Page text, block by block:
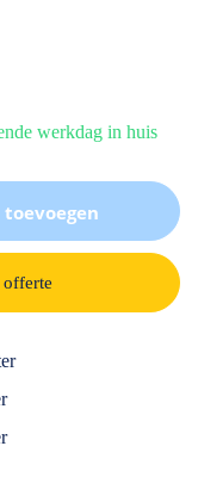
werkdag in huis
offerte